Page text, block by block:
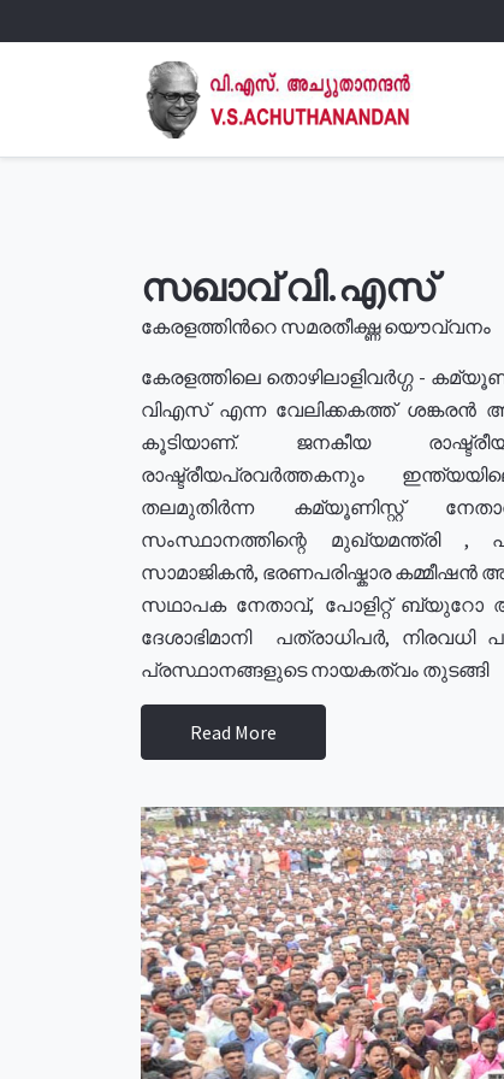
സഖാവ് വി.എസ്
കേരളത്തിൻറെ സമരതീക്ഷ്ണ യൌവ്വനം
കേരളത്തിലെ തൊഴിലാളിവർഗ്ഗ -
വിഎസ് എന്ന വേലിക്കകത്ത് ശങ്കരൻ
കൂടിയാണ്. ജനകീയ
രാഷ്ട്രീയപ്രവർത്തകനും
തലമുതിർന്ന കമ്യൂണിസ്റ്റ്
സംസ്ഥാനത്തിന്റെ മുഖ്യമന്ത്രി ,
സാമാജികൻ, ഭരണപരിഷ്കാര കമ്മീഷൻ
സഥാപക നേതാവ്, പോളിറ്റ് ബ്യുറോ
ദേശാഭിമാനി പത്രാധിപർ,
പ്രസ്ഥാനങ്ങളുടെ നായകത്വം തുടങ്ങി
Read More